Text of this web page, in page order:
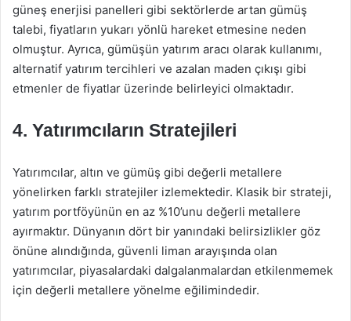
güneş enerjisi panelleri gibi sektörlerde artan gümüş
talebi, fiyatların yukarı yönlü hareket etmesine neden
olmuştur. Ayrıca, gümüşün yatırım aracı olarak kullanımı,
alternatif yatırım tercihleri ve azalan maden çıkışı gibi
etmenler de fiyatlar üzerinde belirleyici olmaktadır.
4. Yatırımcıların Stratejileri
Yatırımcılar, altın ve gümüş gibi değerli metallere
yönelirken farklı stratejiler izlemektedir. Klasik bir strateji,
yatırım portföyünün en az %10’unu değerli metallere
ayırmaktır. Dünyanın dört bir yanındaki belirsizlikler göz
önüne alındığında, güvenli liman arayışında olan
yatırımcılar, piyasalardaki dalgalanmalardan etkilenmemek
için değerli metallere yönelme eğilimindedir.